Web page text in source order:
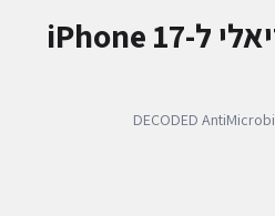
כיסוי סיליקון אנטי-בקטריאלי ל-iPhone 17
DECODED